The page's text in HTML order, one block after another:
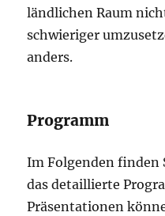
ländlichen Raum
schwieriger
anders.
Programm
Im Folgenden finden
das detaillierte
Präsentationen